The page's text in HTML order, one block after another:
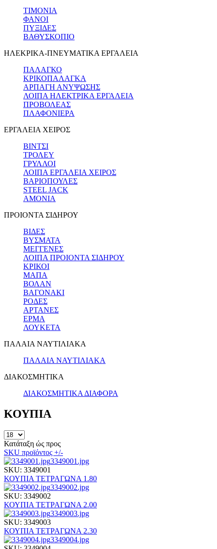
ΤΙΜΟΝΙΑ
ΦΑΝΟΙ
ΠΥΞΙΔΕΣ
ΒΑΘΥΣΚΟΠΙΟ
ΗΛΕΚΡΙΚΑ-ΠΝΕΥΜΑΤΙΚΑ ΕΡΓΑΛΕΙΑ
ΠΑΛΑΓΚΟ
ΚΡΙΚΟΠΑΛΑΓΚΑ
ΑΡΠΑΓΗ ΑΝΥΨΩΣΗΣ
ΛΟΙΠΑ ΗΛΕΚΤΡΙΚΑ ΕΡΓΑΛΕΙΑ
ΠΡΟΒΟΛΕΑΣ
ΠΛΑΦΟΝΙΕΡΑ
ΕΡΓΑΛΕΙΑ ΧΕΙΡΟΣ
ΒΙΝΤΣΙ
ΤΡΟΛΕΥ
ΓΡΥΛΛΟΙ
ΛΟΙΠΑ ΕΡΓΑΛΕΙΑ ΧΕΙΡΟΣ
ΒΑΡΙΟΠΟΥΛΕΣ
STEEL JACK
ΑΜΟΝΙΑ
ΠΡΟΙΟΝΤΑ ΣΙΔΗΡΟΥ
ΒΙΔΕΣ
ΒΥΣΜΑΤΑ
ΜΕΓΓΕΝΕΣ
ΛΟΙΠΑ ΠΡΟΙΟΝΤΑ ΣΙΔΗΡΟΥ
ΚΡΙΚΟΙ
ΜΑΠΑ
ΒΟΛΑΝ
ΒΑΓΟΝΑΚΙ
ΡΟΔΕΣ
ΑΡΤΑΝΕΣ
ΕΡΜΑ
ΛΟΥΚΕΤΑ
ΠΑΛΑΙΑ ΝΑΥΤΙΛΙΑΚΑ
ΠΑΛΑΙΑ ΝΑΥΤΙΛΙΑΚΑ
ΔΙΑΚΟΣΜΗΤΙΚΑ
ΔΙΑΚΟΣΜΗΤΙΚΑ ΔΙΑΦΟΡΑ
ΚΟΥΠΙΑ
Κατάταξη ώς προς
SKU προϊόντος +/-
3349001.jpg
SKU: 3349001
ΚΟΥΠΙΑ ΤΕΤΡΑΓΩΝΑ 1.80
3349002.jpg
SKU: 3349002
ΚΟΥΠΙΑ ΤΕΤΡΑΓΩΝΑ 2.00
3349003.jpg
SKU: 3349003
ΚΟΥΠΙΑ ΤΕΤΡΑΓΩΝΑ 2.30
3349004.jpg